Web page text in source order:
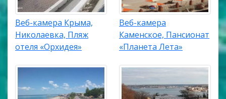
Веб-камера Крыма,
Николаевка, Пляж
отеля «Орхидея»
Веб-камера
Каменское, Пансионат
«Планета Лета»